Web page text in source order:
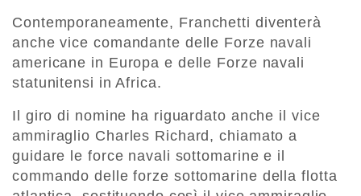
Contemporaneamente, Franchetti diventerà
anche vice comandante delle Forze navali
americane in Europa e delle Forze navali
statunitensi in Africa.
Il giro di nomine ha riguardato anche il vice
ammiraglio Charles Richard, chiamato a
guidare le force navali sottomarine e il
commando delle forze sottomarine della flotta